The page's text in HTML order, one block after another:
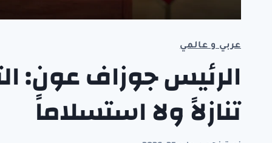
عربي و عالمي
الرئيس جوزاف عون:
تنازلاً ولا استسلاماً